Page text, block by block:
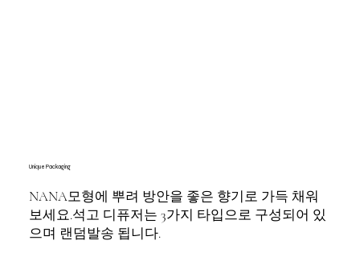
NANA모형에 뿌려 방안을 좋은 향기로 가득 채워
보세요.석고 디퓨저는 3가지 타입으로 구성되어 있
으며 랜덤발송 됩니다.
Unique Packaging